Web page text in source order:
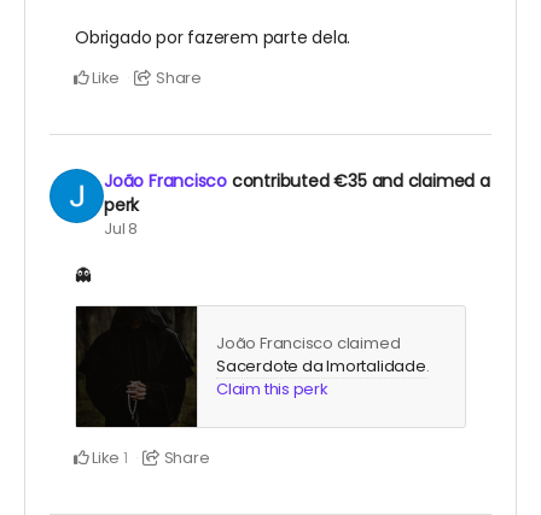
Obrigado por fazerem parte dela.
Like Share
João Francisco contributed€35and claimed a
perk
Jul 8
👻
João Francisco claimed
Sacerdote da Imortalidade.
Claim this perk
Like 1 Share